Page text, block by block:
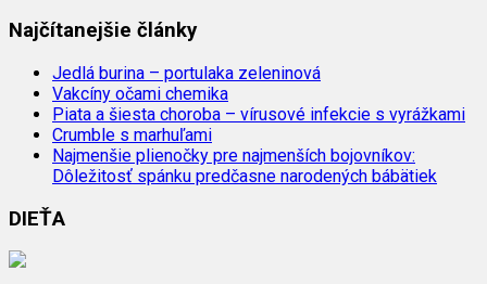
Najčítanejšie články
Jedlá burina – portulaka zeleninová
Vakcíny očami chemika
Piata a šiesta choroba – vírusové infekcie s vyrážkami
Crumble s marhuľami
Najmenšie plienočky pre najmenších bojovníkov:
Dôležitosť spánku predčasne narodených bábätiek
DIEŤA